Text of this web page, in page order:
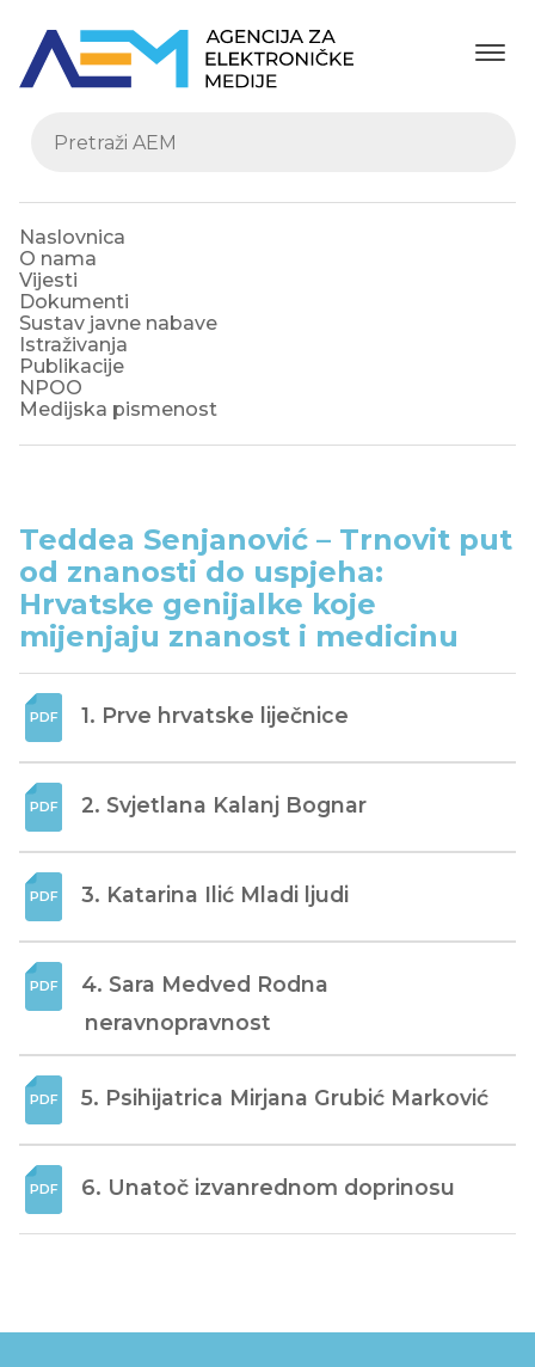
Naslovnica
O nama
Vijesti
Dokumenti
Sustav javne nabave
Istraživanja
Publikacije
NPOO
Medijska pismenost
Teddea Senjanović – Trnovit put
od znanosti do uspjeha:
Hrvatske genijalke koje
mijenjaju znanost i medicinu
1. Prve hrvatske liječnice
2. Svjetlana Kalanj Bognar
3. Katarina Ilić Mladi ljudi
4. Sara Medved Rodna
neravnopravnost
5. Psihijatrica Mirjana Grubić Marković
6. Unatoč izvanrednom doprinosu